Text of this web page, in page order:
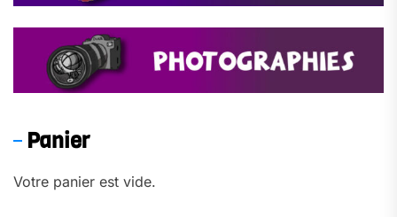
Panier
Votre panier est vide.